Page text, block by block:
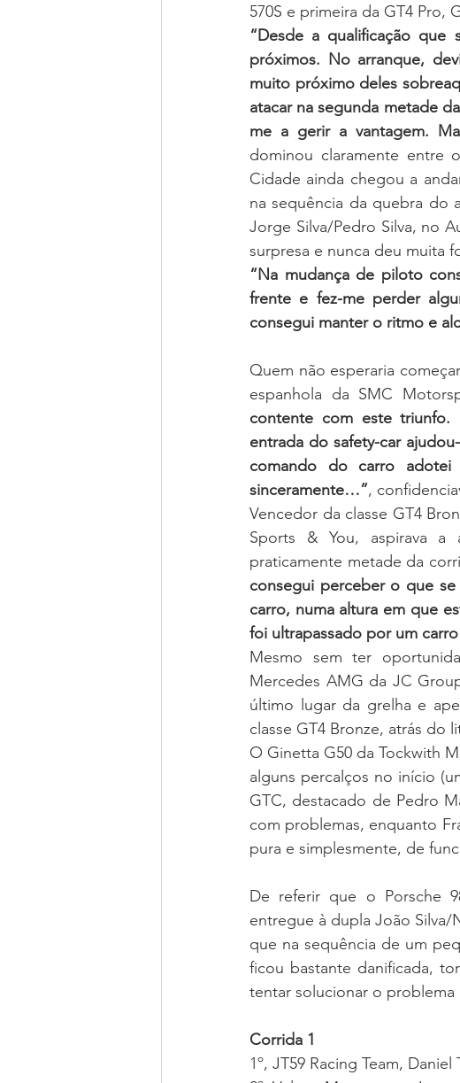
570S e primeira da GT4 Pro,
“Desde a qualificação
próximos. No arranque,
muito próximo deles
atacar na segunda metade
me a gerir a vantagem.
dominou claramente entre
Cidade ainda chegou a
na sequência da quebra do
Jorge Silva/Pedro Silva, no
surpresa e nunca deu muita
“Na mudança de piloto
frente e fez-me perder
consegui manter o ritmo e
Quem não esperaria
espanhola da SMC
contente com este triunfo.
entrada do safety-car
comando do carro
sinceramente…”,
Vencedor da classe GT4
Sports & You, aspirava
praticamente metade da
consegui perceber o que
carro, numa altura em que
foi ultrapassado por um
Mesmo sem ter
Mercedes AMG da JC
último lugar da grelha e
classe GT4 Bronze, atrás do
O Ginetta G50 da Tockwith
alguns percalços no início
GTC, destacado de Pedro
com problemas, enquanto
pura e simplesmente, de
De referir que o Porsche
entregue à dupla João Silva/
que na sequência de um
ficou bastante danificada,
tentar solucionar o
Corrida 1
1º, JT59 Racing Team, Daniel